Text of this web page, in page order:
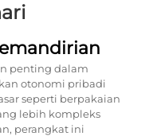
penting dalam
otonomi pribadi
seperti berpakaian
lebih kompleks
perangkat ini